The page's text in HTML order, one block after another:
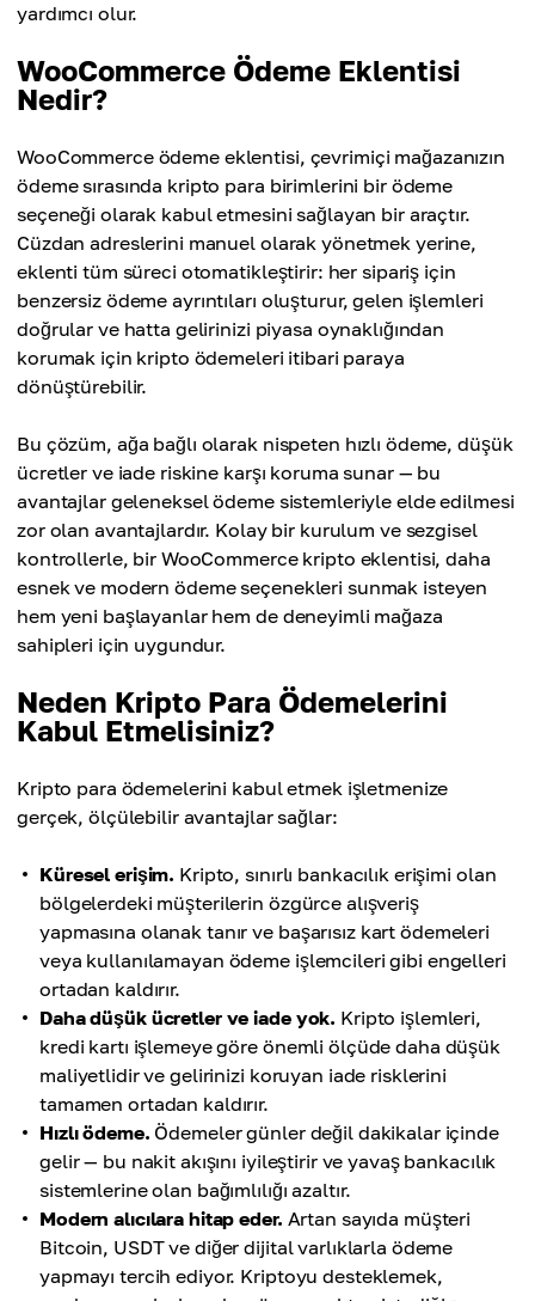
yardımcı olur.
WooCommerce Ödeme Eklentisi
Nedir?
WooCommerce ödeme eklentisi, çevrimiçi mağazanızın
ödeme sırasında kripto para birimlerini bir ödeme
seçeneği olarak kabul etmesini sağlayan bir araçtır.
Cüzdan adreslerini manuel olarak yönetmek yerine,
eklenti tüm süreci otomatikleştirir: her sipariş için
benzersiz ödeme ayrıntıları oluşturur, gelen işlemleri
doğrular ve hatta gelirinizi piyasa oynaklığından
korumak için kripto ödemeleri itibari paraya
dönüştürebilir.
Bu çözüm, ağa bağlı olarak nispeten hızlı ödeme, düşük
ücretler ve iade riskine karşı koruma sunar — bu
avantajlar geleneksel ödeme sistemleriyle elde edilmesi
zor olan avantajlardır. Kolay bir kurulum ve sezgisel
kontrollerle, bir WooCommerce kripto eklentisi, daha
esnek ve modern ödeme seçenekleri sunmak isteyen
hem yeni başlayanlar hem de deneyimli mağaza
sahipleri için uygundur.
Neden Kripto Para Ödemelerini
Kabul Etmelisiniz?
Kripto para ödemelerini kabul etmek işletmenize
gerçek, ölçülebilir avantajlar sağlar:
Küresel erişim. Kripto, sınırlı bankacılık erişimi olan
bölgelerdeki müşterilerin özgürce alışveriş
yapmasına olanak tanır ve başarısız kart ödemeleri
veya kullanılamayan ödeme işlemcileri gibi engelleri
ortadan kaldırır.
Daha düşük ücretler ve iade yok. Kripto işlemleri,
kredi kartı işlemeye göre önemli ölçüde daha düşük
maliyetlidir ve gelirinizi koruyan iade risklerini
tamamen ortadan kaldırır.
Hızlı ödeme. Ödemeler günler değil dakikalar içinde
gelir — bu nakit akışını iyileştirir ve yavaş bankacılık
sistemlerine olan bağımlılığı azaltır.
Modern alıcılara hitap eder. Artan sayıda müşteri
Bitcoin, USDT ve diğer dijital varlıklarla ödeme
yapmayı tercih ediyor. Kriptoyu desteklemek,